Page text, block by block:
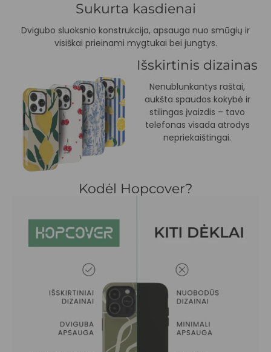
Sukurta kasdienai
Dvigubo sluoksnio konstrukcija, apsauga nuo smūgių ir
visiškai prieinami mygtukai bei jungtys.
Išskirtinis dizainas
Nenublunkantys raštai,
aukšta spaudos kokybė ir
stilingas įvaizdis – tavo
telefonas visada atrodys
nepriekaištingai.
Kodėl Hopcover?